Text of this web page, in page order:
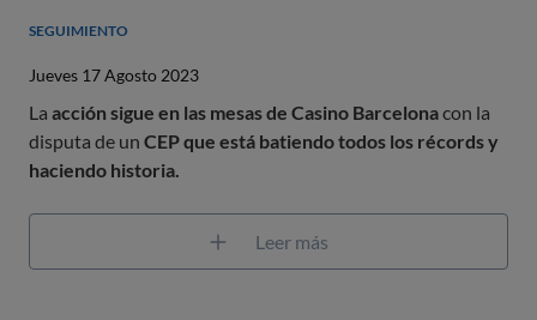
SEGUIMIENTO
Jueves 17 Agosto 2023
La acción sigue en las mesas de Casino Barcelonacon la
disputa de un CEP que está batiendo todos los récords y
haciendo historia.
Leer más